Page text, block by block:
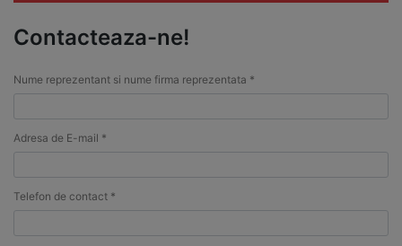
Contacteaza-ne!
Nume reprezentant si nume firma reprezentata *
Adresa de E-mail *
Telefon de contact *